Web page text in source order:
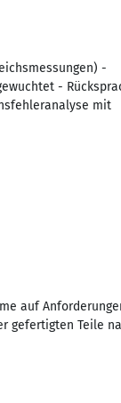
-
-
mit
auf
gefertigten Teile